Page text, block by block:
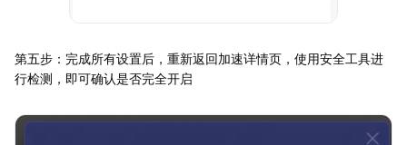
第五步：完成所有设置后，重新返回加速详情页，使用安全工具进
行检测，即可确认是否完全开启